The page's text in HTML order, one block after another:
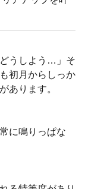
どうしよう…」そ
初月からしっか
あります。
に鳴りっぱな